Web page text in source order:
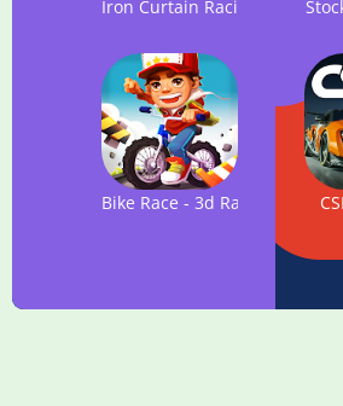
Iron Curtain Racing - car
Bike Race - 3d Racing